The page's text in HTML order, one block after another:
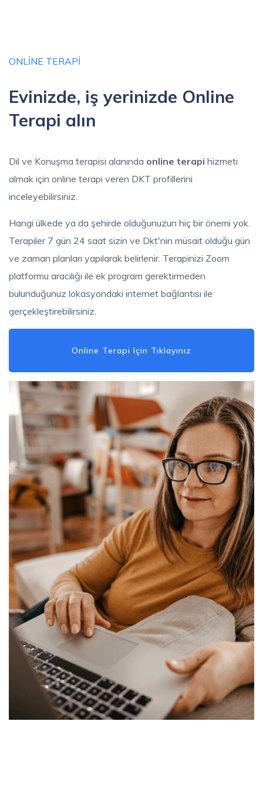
ONLINE TERAPI
Evinizde, iş yerinizde Online
Terapi alın
Dil ve Konuşma terapisi alanında online terapi hizmeti
almak için online terapi veren DKT profillerini
inceleyebilirsiniz.
Hangi ülkede ya da şehirde olduğunuzun hiç bir önemi yok.
Terapiler 7 gün 24 saat sizin ve Dkt'nin müsait olduğu gün
ve zaman planları yapılarak belirlenir. Terapinizi Zoom
platformu aracılığı ile ek program gerektirmeden
bulunduğunuz lokasyondaki internet bağlantısı ile
gerçekleştirebilirsiniz.
Online Terapi Için Tıklayınız